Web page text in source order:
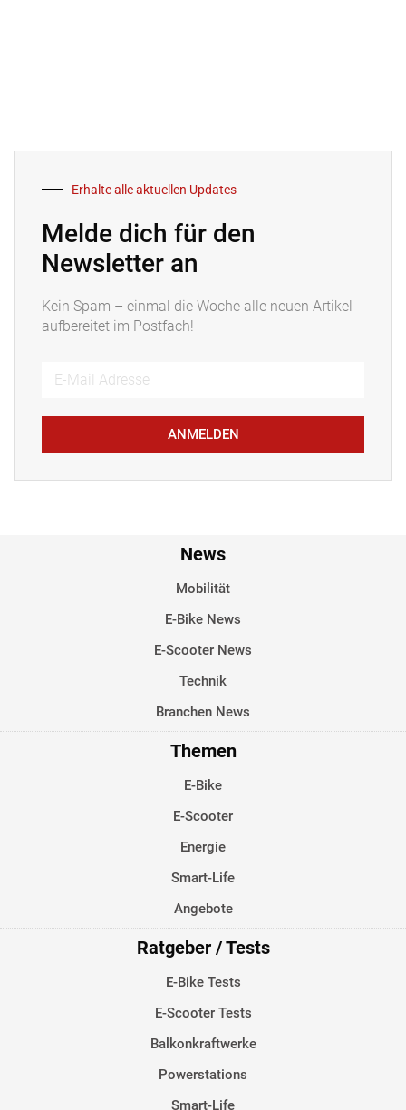
Erhalte alle aktuellen Updates
Melde dich für den
Newsletter an
Kein Spam – einmal die Woche alle neuen Artikel
aufbereitet im Postfach!
ANMELDEN
News
Mobilität
E-Bike News
E-Scooter News
Technik
Branchen News
Themen
E-Bike
E-Scooter
Energie
Smart-Life
Angebote
Ratgeber / Tests
E-Bike Tests
E-Scooter Tests
Balkonkraftwerke
Powerstations
Smart-Life